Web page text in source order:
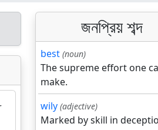
জনপ্রিয় শব্দ
best (noun)
The supreme effort one
make.
wily (adjective)
Marked by skill in